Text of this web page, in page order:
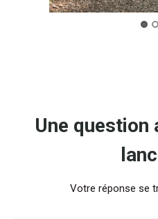
Une question
Votre réponse se